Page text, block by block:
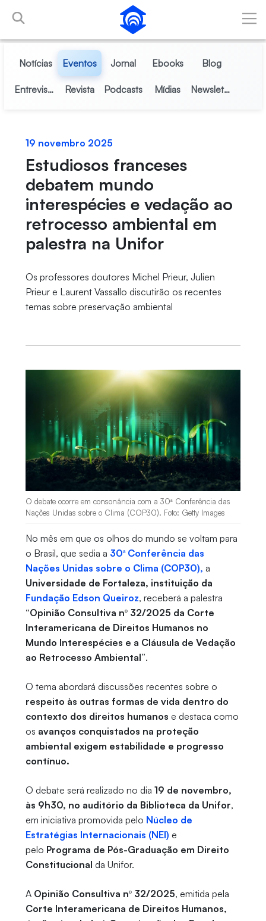
Pular para o Conteúdo principal
Notícias Eventos Jornal Ebooks Blog
Entrevistas Revista Podcasts Mídias Newsletter
19 novembro 2025
Estudiosos franceses
debatem mundo
interespécies e vedação ao
retrocesso ambiental em
palestra na Unifor
Os professores doutores Michel Prieur, Julien
Prieur e Laurent Vassallo discutirão os recentes
temas sobre preservação ambiental
O debate ocorre em consonância com a 30ª Conferência das
Nações Unidas sobre o Clima (COP30). Foto: Getty Images
No mês em que os olhos do mundo se voltam para
o Brasil, que sedia a 30ª Conferência das
Nações Unidas sobre o Clima (COP30), a
Universidade de Fortaleza, instituição da
Fundação Edson Queiroz, receberá a palestra
“Opinião Consultiva nº 32/2025 da Corte
Interamericana de Direitos Humanos no
Mundo Interespécies e a Cláusula de Vedação
ao Retrocesso Ambiental”.
O tema abordará discussões recentes sobre o
respeito às outras formas de vida dentro do
contexto dos direitos humanos e destaca como
os avanços conquistados na proteção
ambiental exigem estabilidade e progresso
contínuo.
O debate será realizado no dia 19 de novembro,
às 9h30, no auditório da Biblioteca da Unifor,
em iniciativa promovida pelo Núcleo de
Estratégias Internacionais (NEI) e
pelo Programa de Pós-Graduação em Direito
Constitucional da Unifor.
A Opinião Consultiva nº 32/2025, emitida pela
Corte Interamericana de Direitos Humanos,